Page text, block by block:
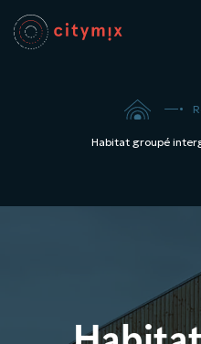
 5
Habitat groupé